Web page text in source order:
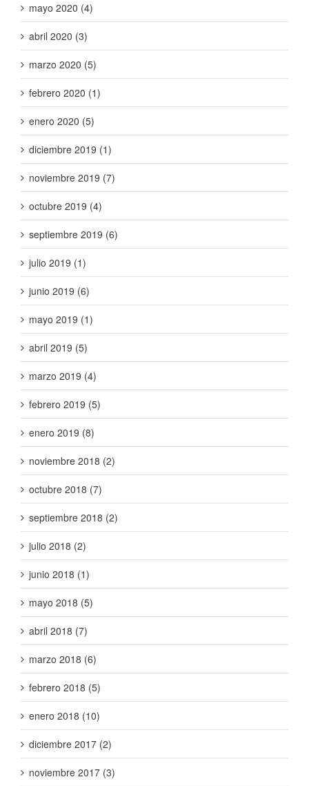
mayo 2020 (4)
abril 2020 (3)
marzo 2020 (5)
febrero 2020 (1)
enero 2020 (5)
diciembre 2019 (1)
noviembre 2019 (7)
octubre 2019 (4)
septiembre 2019 (6)
julio 2019 (1)
junio 2019 (6)
mayo 2019 (1)
abril 2019 (5)
marzo 2019 (4)
febrero 2019 (5)
enero 2019 (8)
noviembre 2018 (2)
octubre 2018 (7)
septiembre 2018 (2)
julio 2018 (2)
junio 2018 (1)
mayo 2018 (5)
abril 2018 (7)
marzo 2018 (6)
febrero 2018 (5)
enero 2018 (10)
diciembre 2017 (2)
noviembre 2017 (3)